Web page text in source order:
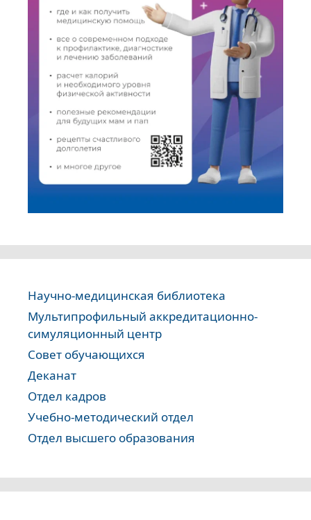
Научно-медицинская библиотека
Мультипрофильный аккредитационно-
симуляционный центр
Совет обучающихся
Деканат
Отдел кадров
Учебно-методический отдел
Отдел высшего образования